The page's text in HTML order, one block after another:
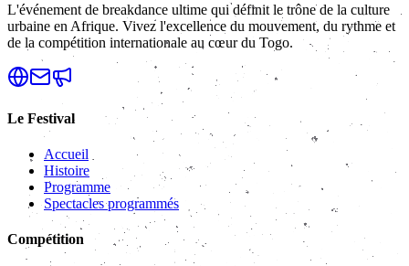
L'événement de breakdance ultime qui définit le trône de la culture
urbaine en Afrique. Vivez l'excellence du mouvement, du rythme et
de la compétition internationale au cœur du Togo.
Le Festival
Accueil
Histoire
Programme
Spectacles programmés
Compétition